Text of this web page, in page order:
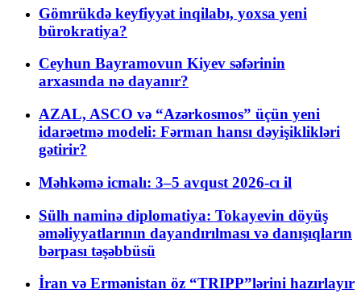
Gömrükdə keyfiyyət inqilabı, yoxsa yeni
bürokratiya?
Ceyhun Bayramovun Kiyev səfərinin
arxasında nə dayanır?
AZAL, ASCO və “Azərkosmos” üçün yeni
idarəetmə modeli: Fərman hansı dəyişiklikləri
gətirir?
Məhkəmə icmalı: 3–5 avqust 2026-cı il
Sülh naminə diplomatiya: Tokayevin döyüş
əməliyyatlarının dayandırılması və danışıqların
bərpası təşəbbüsü
İran və Ermənistan öz “TRIPP”lərini hazırlayır